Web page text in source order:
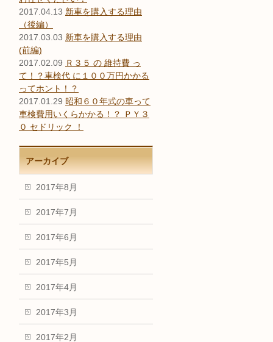
2017.04.13 新車を購入する理由
（後編）
2017.03.03 新車を購入する理由
(前編)
2017.02.09 Ｒ３５ の 維持費 っ
て！？車検代 に１００万円かかる
ってホント！？
2017.01.29 昭和６０年式の車って
車検費用いくらかかる！？ ＰＹ３
０ セドリック ！
アーカイブ
2017年8月
2017年7月
2017年6月
2017年5月
2017年4月
2017年3月
2017年2月